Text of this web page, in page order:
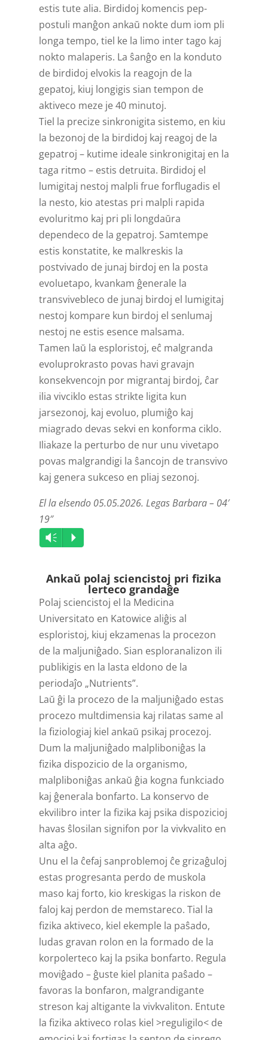
estis tute alia. Birdidoj komencis pep-
postuli manĝon ankaŭ nokte dum iom pli
longa tempo, tiel ke la limo inter tago kaj
nokto malaperis. La ŝanĝo en la konduto
de birdidoj elvokis la reagojn de la
gepatoj, kiuj longigis sian tempon de
aktiveco meze je 40 minutoj.
Tiel la precize sinkronigita sistemo, en kiu
la bezonoj de la birdidoj kaj reagoj de la
gepatroj – kutime ideale sinkronigitaj en la
taga ritmo – estis detruita. Birdidoj el
lumigitaj nestoj malpli frue forflugadis el
la nesto, kio atestas pri malpli rapida
evoluritmo kaj pri pli longdaŭra
dependeco de la gepatroj. Samtempe
estis konstatite, ke malkreskis la
postvivado de junaj birdoj en la posta
evoluetapo, kvankam ĝenerale la
transvivebleco de junaj birdoj el lumigitaj
nestoj kompare kun birdoj el senlumaj
nestoj ne estis esence malsama.
Tamen laŭ la esploristoj, eĉ malgranda
evoluprokrasto povas havi gravajn
konsekvencojn por migrantaj birdoj, ĉar
ilia vivciklo estas strikte ligita kun
jarsezonoj, kaj evoluo, plumiĝo kaj
miagrado devas sekvi en konforma ciklo.
Iliakaze la perturbo de nur unu vivetapo
povas malgrandigi la ŝancojn de transvivo
kaj genera sukceso en pliaj sezonoj.
El la elsendo 05.05.2026. Legas Barbara – 04′
19″
Audio
Player
Vm P
Ankaŭ polaj sciencistoj pri fizika
lerteco grandaĝe
Polaj sciencistoj el la Medicina
Universitato en Katowice aliĝis al
esploristoj, kiuj ekzamenas la procezon
de la maljuniĝado. Sian esploranalizon ili
publikigis en la lasta eldono de la
periodaĵo „Nutrients”.
Laŭ ĝi la procezo de la maljuniĝado estas
procezo multdimensia kaj rilatas same al
la fiziologiaj kiel ankaŭ psikaj procezoj.
Dum la maljuniĝado malpliboniĝas la
fizika dispozicio de la organismo,
malpliboniĝas ankaŭ ĝia kogna funkciado
kaj ĝenerala bonfarto. La konservo de
ekvilibro inter la fizika kaj psika dispozicioj
havas ŝlosilan signifon por la vivkvalito en
alta aĝo.
Unu el la ĉefaj sanproblemoj ĉe grizaĝuloj
estas progresanta perdo de muskola
maso kaj forto, kio kreskigas la riskon de
faloj kaj perdon de memstareco. Tial la
fizika aktiveco, kiel ekemple la paŝado,
ludas gravan rolon en la formado de la
korpolerteco kaj la psika bonfarto. Regula
moviĝado – ĝuste kiel planita paŝado –
favoras la bonfaron, malgrandigante
streson kaj altigante la vivkvaliton. Entute
la fizika aktiveco rolas kiel >reguligilo< de